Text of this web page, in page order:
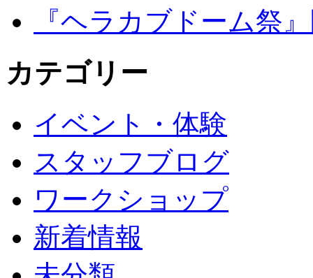
『ヘラカブドーム祭
カテゴリー
イベント・体験
スタッフブログ
ワークショップ
新着情報